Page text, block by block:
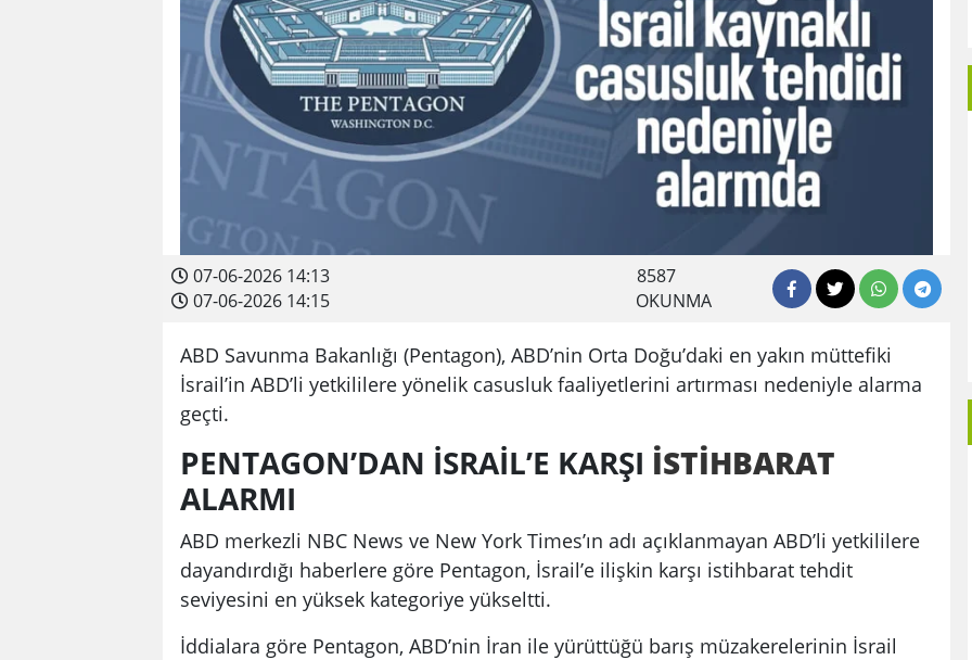
07-06-2026 14:13
07-06-2026 14:15
8587
OKUNMA
ABD Savunma Bakanlığı (Pentagon), ABD’nin Orta Doğu’daki en yakın müttefiki
İsrail’in ABD’li yetkililere yönelik casusluk faaliyetlerini artırması nedeniyle alarma
geçti.
PENTAGON’DAN İSRAİL’E KARŞI İSTİHBARAT
ALARMI
ABD merkezli NBC News ve New York Times’ın adı açıklanmayan ABD’li yetkililere
dayandırdığı haberlere göre Pentagon, İsrail’e ilişkin karşı istihbarat tehdit
seviyesini en yüksek kategoriye yükseltti.
İddialara göre Pentagon, ABD’nin İran ile yürüttüğü barış müzakerelerinin İsrail